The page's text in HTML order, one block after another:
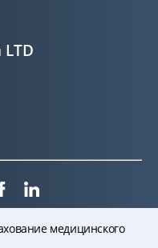
медицинского